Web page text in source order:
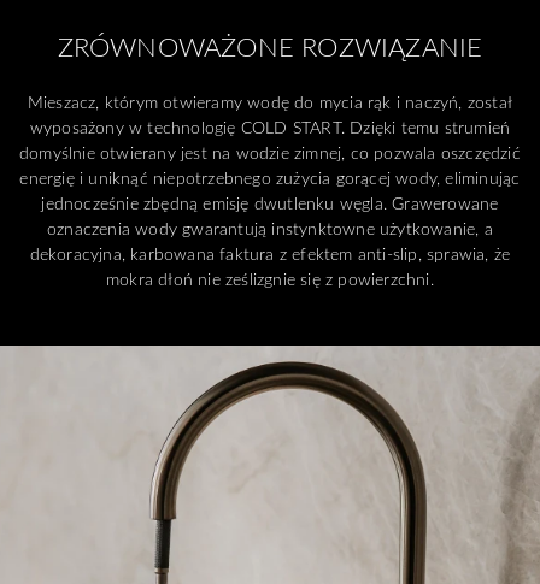
ZRÓWNOWAŻONE ROZWIĄZANIE
Mieszacz, którym otwieramy wodę do mycia rąk i naczyń, został
wyposażony w technologię COLD START. Dzięki temu strumień
domyślnie otwierany jest na wodzie zimnej, co pozwala oszczędzić
energię i uniknąć niepotrzebnego zużycia gorącej wody, eliminując
jednocześnie zbędną emisję dwutlenku węgla. Grawerowane
oznaczenia wody gwarantują instynktowne użytkowanie, a
dekoracyjna, karbowana faktura z efektem anti-slip, sprawia, że
mokra dłoń nie ześlizgnie się z powierzchni.